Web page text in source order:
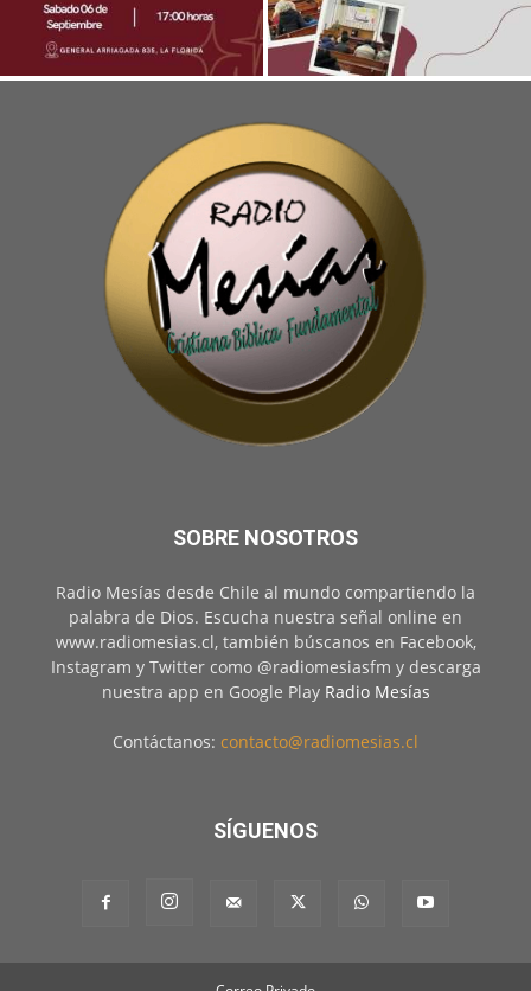
SOBRE NOSOTROS
Radio Mesías desde Chile al mundo compartiendo la
palabra de Dios. Escucha nuestra señal online en
www.radiomesias.cl, también búscanos en Facebook,
Instagram y Twitter como @radiomesiasfm y descarga
nuestra app en Google Play Radio Mesías
Contáctanos: contacto@radiomesias.cl
SÍGUENOS